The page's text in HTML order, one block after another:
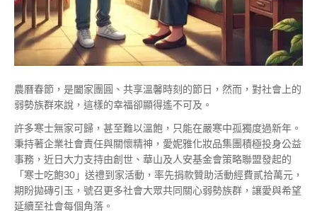
農曆春節，是闔家團圓、共享溫馨時刻的節日，然而，對社會上的
弱勢族群來說，這樣的幸福卻顯得遙不可及。
許多寒士無家可歸，甚至難以溫飽，只能在嚴寒中孤獨度過新年。
秉持著企業社會責任與關懷精神，愛妮雅化妝品集團積極投身公益
事務，近日大力支持由創世、華山及人安基金會策略聯盟發起的
「寒士吃飽30」送禮到家活動，率先捐款贊助活動經費貳拾萬元，
期盼拋磚引玉，號召更多社會大眾共同關心弱勢族群，讓愛與希望
延續至社會每個角落。